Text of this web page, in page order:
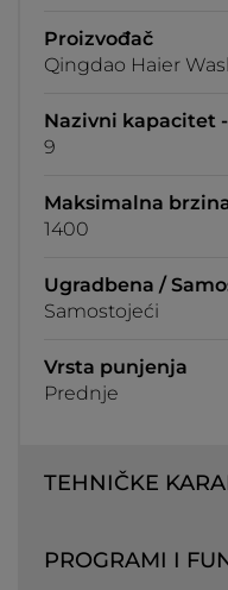
Proizvođač
Qingdao Haier
Nazivni kapacitet
9
Maksimalna
1400
Ugradbena /
Samostojeći
Vrsta punjenja
Prednje
TEHNIČKE
PROGRAMI I